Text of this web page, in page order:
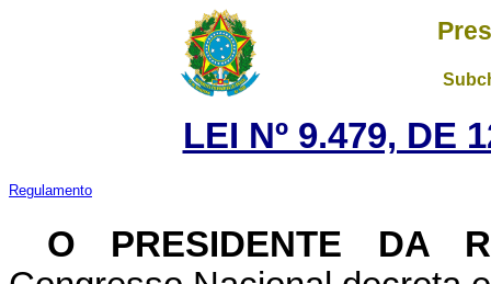
LEI Nº 9.479, DE
Regulamento
O PRESIDENTE DA